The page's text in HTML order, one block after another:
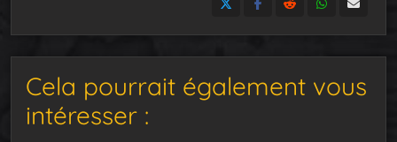
Cela pourrait également vous
intéresser :